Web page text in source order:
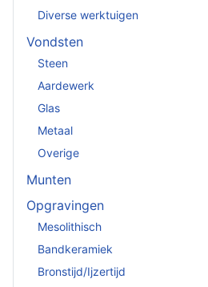
Diverse werktuigen
Vondsten
Steen
Aardewerk
Glas
Metaal
Overige
Munten
Opgravingen
Mesolithisch
Bandkeramiek
Bronstijd/Ijzertijd